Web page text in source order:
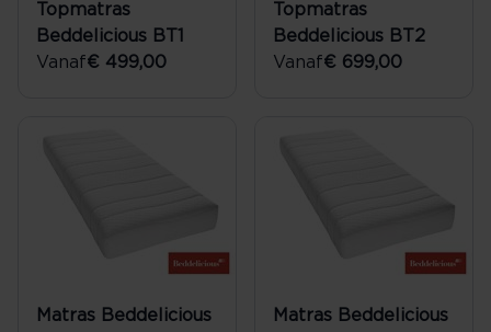
Topmatras
Beddelicious BT1
Vanaf€ 499,00
Topmatras
Beddelicious BT2
Vanaf€ 699,00
Matras Beddelicious
Matras Beddelicious